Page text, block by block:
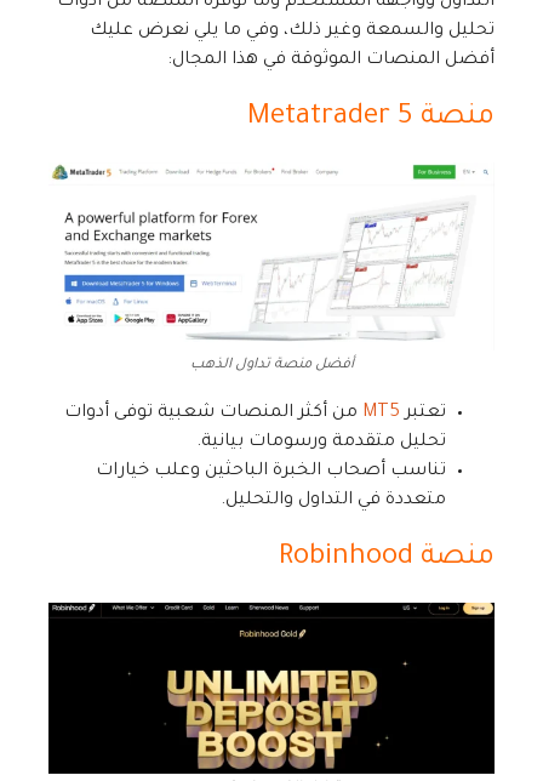
تحليل والسمعة وغير ذلك، وفي ما يلي نعرض عليك
أفضل المنصات الموثوقة في هذا المجال:
منصة Metatrader 5
أفضل منصة تداول الذهب
تعتبر MT5 من أكثر المنصات شعبية توفى أدوات
تحليل متقدمة ورسومات بيانية.
تناسب أصحاب الخبرة الباحثين وعلب خيارات
متعددة في التداول والتحليل.
منصة Robinhood